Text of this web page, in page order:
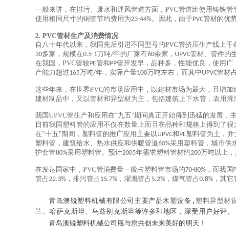
一般来讲，在排污、废水和通风管道方面，PVC管道比使用铸铁管
使用相同尺寸的铜管节约费用为23-44%。因此，由于PVC管材的优
2. PVC管材生产及消费情况
自八十年代以来，我国先后引进不同型号的PVC管挤压生产线上千
30多家，规模在0.5-1万吨/年的厂家有60余家， UPVC管材、管件的
在我国，PVC管较PE管和 PP管开发早，品种多，性能优良，使用广
产能力超过165万吨/年，实际产量100万吨左右，而其中 UPVC管材
这些年来，在世界PVC的市场应用中，以建材市场为最大，且增
建材制品中，又以管材和异型材为主，包括建筑上下水管，农用灌
我国UPVC管生产和应用在"九五"期间真正开始得到迅猛的发展，
目前我国塑料管的应用不仅在数量上而且在品种和规格上得到了
在"十五"期间，塑料管的推广应用主要以UPVC和 PE塑料管为主，并
塑料管，建筑给水、热水供应和供暖管道60%采用塑料管，城市供
护套管80%采用塑料管。预计2005年需求塑料管材约200万吨以上
在发达国家中，PVC管消费量一般占塑料管市场的70-80% ，而我国
管占22.3% ，排污管占15.7% ，灌溉管占5.2% ，煤气管占0.8% ，其
青岛澳锐塑料机械有限公司主要产品木塑设备,塑料异型材
兰、哈萨克斯坦、乌兹别克斯坦等许多和地区，深受用户好评。
青岛澳锐塑料机械公司愿与您共创未来美好的明天！